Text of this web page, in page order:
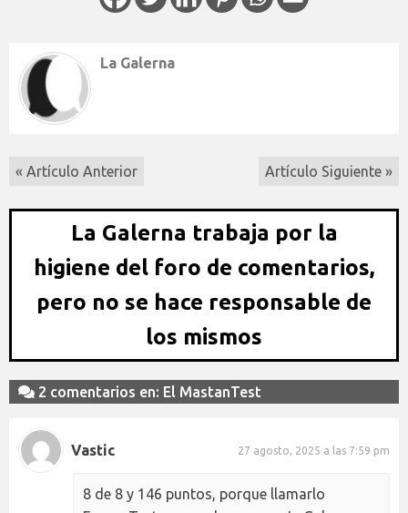
La Galerna
« Artículo Anterior Artículo Siguiente »
La Galerna trabaja por la
higiene del foro de comentarios,
pero no se hace responsable de
los mismos
2 comentarios en: El MastanTest
Vastic 27 agosto, 2025 a las 7:59 pm
8 de 8 y 146 puntos, porque llamarlo